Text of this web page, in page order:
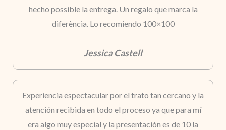
hecho possible la entrega. Un regalo que marca la
diferència. Lo recomiendo 100×100
Jessica Castell
Experiencia espectacular por el trato tan cercano y la
atención recibida en todo el proceso ya que para mí
era algo muy especial y la presentación es de 10 la